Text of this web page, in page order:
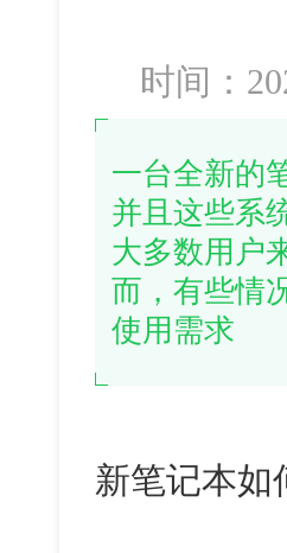
时间：
一台全新的
并且这些系
大多数用户
而，有些情
使用需求
新笔记本如